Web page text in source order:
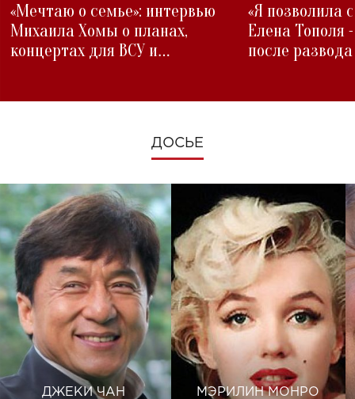
«Мечтаю о семье»: интервью
Михаила Хомы о планах,
концертах для ВСУ и
«Я позволила
Елена Тополя
после развода
ДОСЬЕ
ДЖЕКИ ЧАН МЭРИЛИН МОНРО